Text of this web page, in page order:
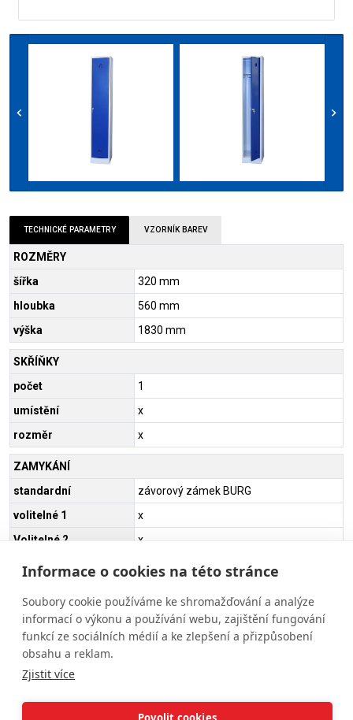
Informace o cookies na této stránce
Soubory cookie používáme ke shromažďování a analýze
informací o výkonu a používání webu, zajištění fungování
funkcí ze sociálních médií a ke zlepšení a přizpůsobení
obsahu a reklam.
Zjistit více
TECHNICKÉ PARAMETRY VZORNÍK BAREV
ROZMĚRY
šířka
320 mm
hloubka
560 mm
výška
1830 mm
SKŘÍŇKY
počet
1
umístění
x
rozměr
x
ZAMYKÁNÍ
standardní
závorový zámek BURG
volitelné 1
x
Volitelné 2
x
HMOTNOST 25 - 35 kg
PROVOZOVATEL